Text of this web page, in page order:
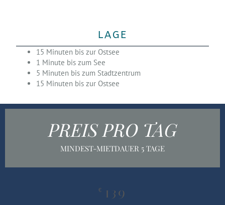
LAGE
15 Minuten bis zur Ostsee
1 Minute bis zum See
5 Minuten bis zum Stadtzentrum
15 Minuten bis zur Ostsee
PREIS PRO TAG
MINDEST-MIETDAUER 5 TAGE
€ 139